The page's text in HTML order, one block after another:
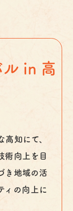
ル in 高
知にて、
術向上を目
き地域の活
ィの向上に